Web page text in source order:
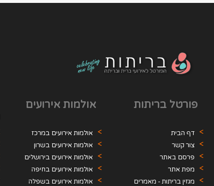
פורטל בריתות
דף הבית
צור קשר
פרסם באתר
מפת אתר
מגזין בריתות - מאמרים
אולמות אירועים
אולמות אירועים במרכז
אולמות אירועים בשרון
אולמות אירועים בירושלים
אולמות אירועים בחיפה
והקריות
אולמות אירועים בשפלה